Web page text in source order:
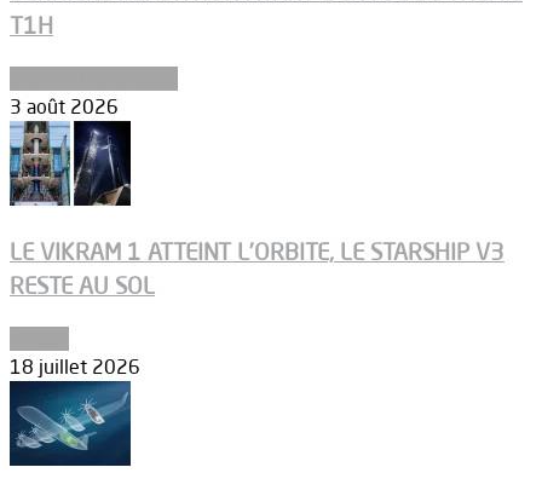
T1H
3 août 2026
LE VIKRAM 1 ATTEINT L’ORBITE, LE STARSHIP V3
RESTE AU SOL
18 juillet 2026